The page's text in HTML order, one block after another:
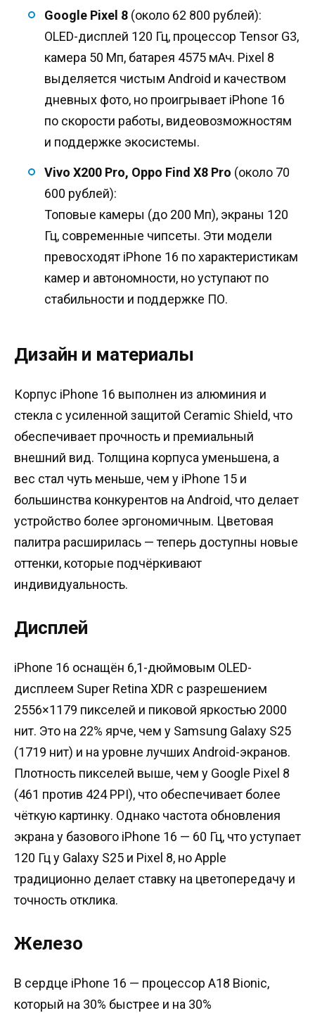
Google Pixel 8 (около 62 800 рублей):
OLED-дисплей 120 Гц, процессор Tensor G3,
камера 50 Мп, батарея 4575 мАч. Pixel 8
выделяется чистым Android и качеством
дневных фото, но проигрывает iPhone 16
по скорости работы, видеовозможностям
и поддержке экосистемы.
Vivo X200 Pro, Oppo Find X8 Pro (около 70
600 рублей):
Топовые камеры (до 200 Мп), экраны 120
Гц, современные чипсеты. Эти модели
превосходят iPhone 16 по характеристикам
камер и автономности, но уступают по
стабильности и поддержке ПО.
Дизайн и материалы
Корпус iPhone 16 выполнен из алюминия и
стекла с усиленной защитой Ceramic Shield, что
обеспечивает прочность и премиальный
внешний вид. Толщина корпуса уменьшена, а
вес стал чуть меньше, чем у iPhone 15 и
большинства конкурентов на Android, что делает
устройство более эргономичным. Цветовая
палитра расширилась — теперь доступны новые
оттенки, которые подчёркивают
индивидуальность.
Дисплей
iPhone 16 оснащён 6,1-дюймовым OLED-
дисплеем Super Retina XDR с разрешением
2556×1179 пикселей и пиковой яркостью 2000
нит. Это на 22% ярче, чем у Samsung Galaxy S25
(1719 нит) и на уровне лучших Android-экранов.
Плотность пикселей выше, чем у Google Pixel 8
(461 против 424 PPI), что обеспечивает более
чёткую картинку. Однако частота обновления
экрана у базового iPhone 16 — 60 Гц, что уступает
120 Гц у Galaxy S25 и Pixel 8, но Apple
традиционно делает ставку на цветопередачу и
точность отклика.
Железо
В сердце iPhone 16 — процессор A18 Bionic,
который на 30% быстрее и на 30%